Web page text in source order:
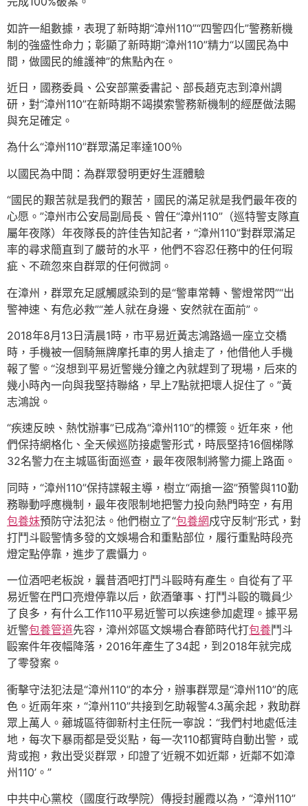
如許一組數據，表現了新時期“漳州110”“四警四化”警務新機
制的強盛性命力；彰顯了新時期“漳州110”精力“以國民為中
間，做國民的維護神”的焦點內在。
近日，國務委員、公安部黨委書記、部長趙克志到漳州調
研，對“漳州110”在新時期不竭摸索警務新機制的經歷做法賜
與充足確定。
為什么“漳州110”群眾滿足率達100％
以國民為中間：為群眾發明更好生涯體驗
“國民的艱苦就是我們的艱苦，國民的滿足就是我們最年夜的
心愿。”漳州市公安局副局長、曾任“漳州110”（巡特警支隊直
屬年夜隊）年夜隊長的許佳告知記者，“漳州110”對群眾滿足
率的尋求簡直到了嚴苛的水平，他們不容忍任務中的任何瑕
疵、不疏忽來自群眾的任何微詞。
在漳州，群眾充足感觸感染到的是“警車常轉、警燈常閃”“出
警神速、有危必救”“差人就在身邊、安然就在面前”。
2018年8月13日清晨1時，市平易近黃志鴻路過一座立交橋
時，手機被一個騎無牌摩托車的男人搶走了，他借他人手機
報了警。“沒想到平易近警幾分鐘之內就趕到了現場，后來的
幾小時內一向與我堅持聯絡，早上7點就把壞人捉住了。”黃
志鴻說。
“疾速反映、熱忱辦事”已成為“漳州110”的標簽。近年來，他
們保持網格化、全天候巡防接處警形式，時辰堅持16個梯隊
32名警力在主城區街面巡查，最年夜限制將警力擺上路面。
同時，“漳州110”保持諜報主導，樹立“兩搶一盜”預警與110勤
務聯動呼應機制，最年夜限制地把警力投向熱門時空，有用
包養妹預防守法犯法。他們樹立了“包養網戍守反制”形式，對
打鬥斗毆警情多發的文娛場合和重點部位，履行重點時段亮
燈定點停靠，進步了震懾力。
一位酒吧老板說，曩昔酒吧打鬥斗毆時有產生。自從有了平
易近警在門口亮燈停靠以后，飲酒肇事、打鬥斗毆的職員少
了良多，有什么工作110平易近警可以疾速參加處理。據平易
近警包養管道先容，漳州郊區文娛場合春節時代打包養鬥斗
毆案件年夜幅降落，2016年產生了34起，到2018年就完成
了零發案。
衝擊守法犯法是“漳州110”的本分，辦事群眾是“漳州110”的底
色。近兩年來，“漳州110”共接到乞助報警4.3萬余起，救助群
眾上萬人。薌城區待御新村主任阮一寧說：“我們村地處低洼
地，每次下暴雨都是受災點，每一次110都實時自動出警，或
背或抱，救出受災群眾，印證了‘近親不如近鄰，近鄰不如漳
州110’。”
中共中心黨校（國度行政學院）傳授封麗霞以為，“漳州110”